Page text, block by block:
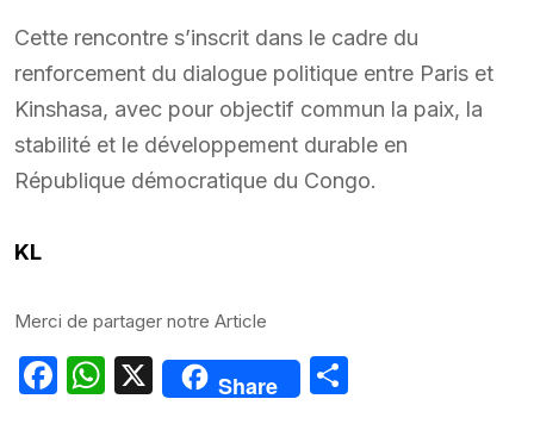
Cette rencontre s’inscrit dans le cadre du
renforcement du dialogue politique entre Paris et
Kinshasa, avec pour objectif commun la paix, la
stabilité et le développement durable en
République démocratique du Congo.
KL
Merci de partager notre Article
Facebook
WhatsApp
X Share